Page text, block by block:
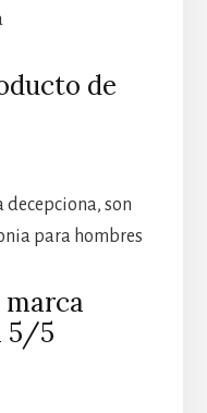
de
decepciona, son
para hombres
marca
5/5